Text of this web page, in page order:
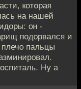
которая
на нашей
он -
подорвался и
пальцы
Ну а